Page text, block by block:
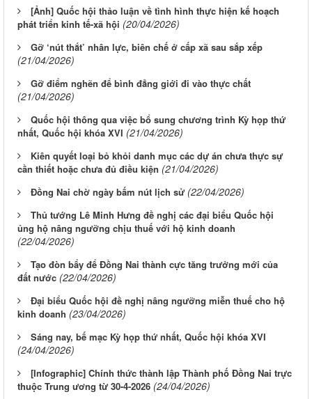
[Ảnh] Quốc hội thảo luận về tình hình thực hiện kế hoạch
phát triển kinh tế-xã hội (20/04/2026)
Gỡ ‘nút thắt’ nhân lực, biên chế ở cấp xã sau sắp xếp
(21/04/2026)
Gỡ điểm nghẽn để bình đẳng giới đi vào thực chất
(21/04/2026)
Quốc hội thông qua việc bổ sung chương trình Kỳ họp thứ
nhất, Quốc hội khóa XVI (21/04/2026)
Kiên quyết loại bỏ khỏi danh mục các dự án chưa thực sự
cần thiết hoặc chưa đủ điều kiện (21/04/2026)
Đồng Nai chờ ngày bấm nút lịch sử (22/04/2026)
Thủ tướng Lê Minh Hưng đề nghị các đại biểu Quốc hội
ủng hộ nâng ngưỡng chịu thuế với hộ kinh doanh
(22/04/2026)
Tạo đòn bẩy để Đồng Nai thành cực tăng trưởng mới của
đất nước (22/04/2026)
Đại biểu Quốc hội đề nghị nâng ngưỡng miễn thuế cho hộ
kinh doanh (23/04/2026)
Sáng nay, bế mạc Kỳ họp thứ nhất, Quốc hội khóa XVI
(24/04/2026)
[Infographic] Chính thức thành lập Thành phố Đồng Nai trực
thuộc Trung ương từ 30-4-2026 (24/04/2026)